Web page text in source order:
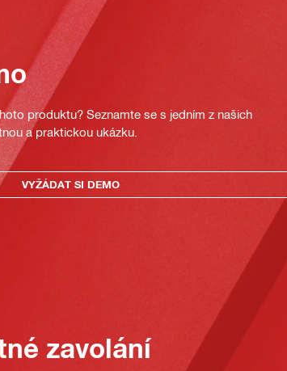
produktu? Seznamte se s jedním z našich
a praktickou ukázku.
VYŽÁDAT SI DEMO
zavolání